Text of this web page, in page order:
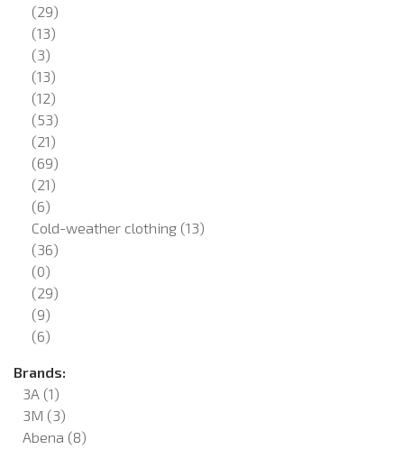
(29)
(13)
(3)
(13)
(12)
(53)
(21)
(69)
(21)
(6)
Cold-weather clothing (13)
(36)
(0)
(29)
(9)
(6)
Brands:
3A (1)
3M (3)
Abena (8)